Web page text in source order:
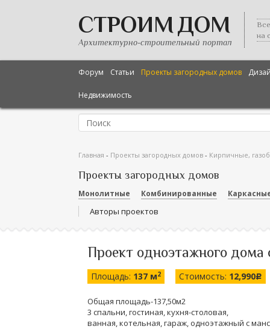
СТРОИМ ДОМ
Архитектурно-строительный портал
на
Форум Статьи Проекты загородных домов
Недвижимость
Главная - Проекты загородных домов - Кирпичные,
Проекты загородных домов
Монолитные Комбинированные
Авторы проектов
Проект одноэтажного
Площадь: 137 м2 Стоимость: 12,990c
Общая площадь-137,50м2
3 спальни, гостиная, кухня-столовая,
ванная, котельная, гараж, одноэтажный с